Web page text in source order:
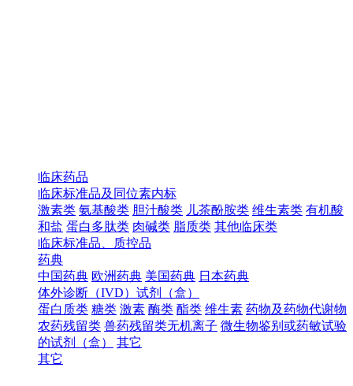
临床药品
临床标准品及同位素内标
激素类 氨基酸类 胆汁酸类 儿茶酚胺类 维生素类 有机酸
和盐 蛋白多肽类 肉碱类 脂质类 其他临床类
临床标准品、质控品
药典
中国药典 欧洲药典 美国药典 日本药典
体外诊断（IVD）试剂（盒）
蛋白质类 糖类 激素 酶类 酯类 维生素 药物及药物代谢物
农药残留类 兽药残留类无机离子 微生物鉴别或药敏试验
的试剂（盒）
其它
其它